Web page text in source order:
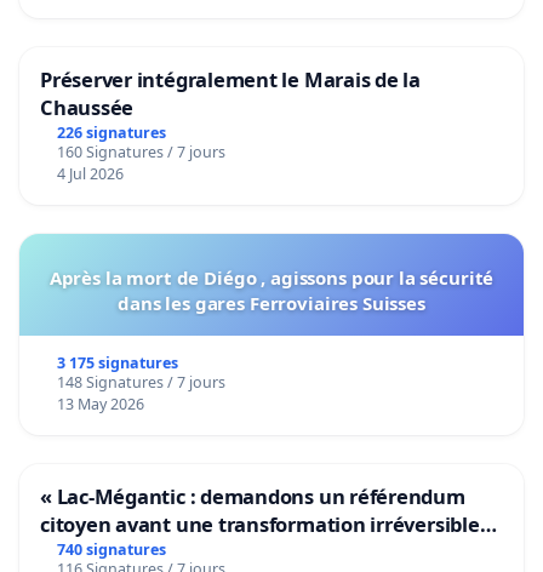
Préserver intégralement le Marais de la
Chaussée
226 signatures
160 Signatures / 7 jours
4 Jul 2026
Après la mort de Diégo , agissons pour la sécurité
dans les gares Ferroviaires Suisses
3 175 signatures
148 Signatures / 7 jours
13 May 2026
« Lac-Mégantic : demandons un référendum
citoyen avant une transformation irréversible
de notre territoire »
740 signatures